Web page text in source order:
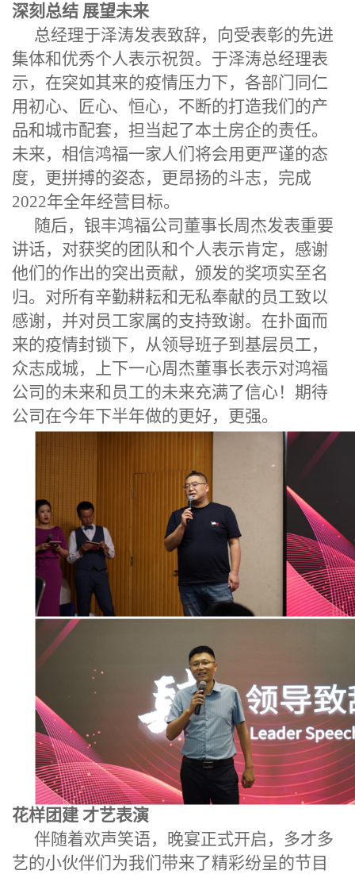
深刻总结 展望未来
总经理于泽涛发表致辞，向受表彰的先进
集体和优秀个人表示祝贺。于泽涛总经理表
示，在突如其来的疫情压力下，各部门同仁
用初心、匠心、恒心，不断的打造我们的产
品和城市配套，担当起了本土房企的责任。
未来，相信鸿福一家人们将会用更严谨的态
度，更拼搏的姿态，更昂扬的斗志，完成
2022年全年经营目标。
随后，银丰鸿福公司董事长周杰发表重要
讲话，对获奖的团队和个人表示肯定，感谢
他们的作出的突出贡献，颁发的奖项实至名
归。对所有辛勤耕耘和无私奉献的员工致以
感谢，并对员工家属的支持致谢。在扑面而
来的疫情封锁下，从领导班子到基层员工，
众志成城，上下一心周杰董事长表示对鸿福
公司的未来和员工的未来充满了信心！期待
公司在今年下半年做的更好，更强。
花样团建 才艺表演
伴随着欢声笑语，晚宴正式开启，多才多
艺的小伙伴们为我们带来了精彩纷呈的节目